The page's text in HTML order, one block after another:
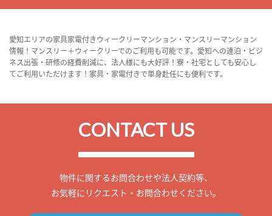
愛知エリアの家具家電付きウィークリーマンション・マンスリーマンション
情報！マンスリー＋ウィークリーでのご利用も可能です。愛知への連泊・ビジ
ネス出張・研修の経費削減に、法人様にも大好評！寮・社宅としても安心し
てご利用いただけます！家具・家電付きで単身赴任にも便利です。
CONTACT US
物件に関するお問合わせや法人契約等、
お気軽にリクエスト・お問合わせください。